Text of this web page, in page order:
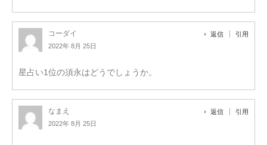
コーダイ
2022年 8月 25日
返信 引用
星占い1位の須永はどうでしょうか。
なまえ
2022年 8月 25日
返信 引用